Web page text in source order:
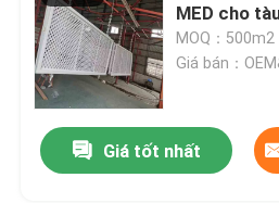
MED cho
MOQ：500m2
Giá bán：
Giá tốt nhất